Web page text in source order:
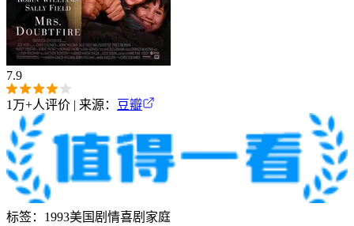
7.9
1万+人评价 | 来源： 豆瓣
标签： 1993美国 剧情喜剧 家庭